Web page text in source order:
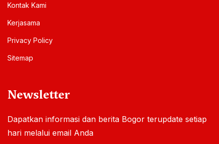
Kontak Kami
Kerjasama
Privacy Policy
Sitemap
Newsletter
Dapatkan informasi dan berita Bogor terupdate setiap
hari melalui email Anda